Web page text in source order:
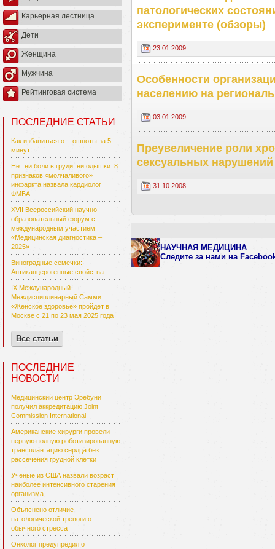
Карьерная лестница
Дети
Женщина
Мужчина
Рейтинговая система
ПОСЛЕДНИЕ СТАТЬИ
Как избавиться от тошноты за 5
минут
Нет ни боли в груди, ни одышки: 8
признаков «молчаливого»
инфаркта назвала кардиолог
ФМБА
XVII Всероссийский научно-
образовательный форум с
международным участием
«Медицинская диагностика –
2025»
Виноградные семечки:
Антиканцерогенные свойства
IX Международный
Междисциплинарный Саммит
«Женское здоровье» пройдет в
Москве с 21 по 23 мая 2025 года
Все статьи
ПОСЛЕДНИЕ
НОВОСТИ
Медицинский центр Эребуни
получил аккредитацию Joint
Commission International
Американские хирурги провели
первую полную роботизированную
трансплантацию сердца без
рассечения грудной клетки
Ученые из США назвали возраст
наиболее интенсивного старения
организма
Объяснено отличие
патологической тревоги от
обычного стресса
Онколог предупредил о
патологических
эксперименте (обзоры)
23.01.2009
Особенности
населению на
03.01.2009
Преувеличение роли
сексуальных
31.10.2008
НАУЧНАЯ МЕДИЦИНА
Следите за нами на